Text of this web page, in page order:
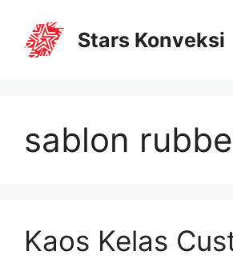
Stars Konveksi
sablon
Kaos Kelas